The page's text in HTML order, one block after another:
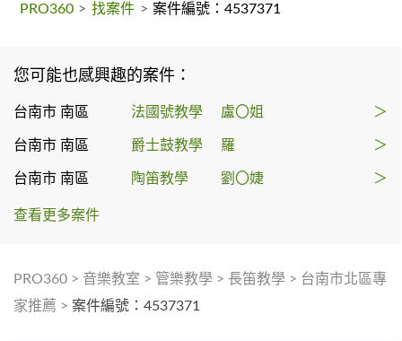
PRO360 > 找案件 > 案件編號：4537371
您可能也感興趣的案件：
台南市 南區 法國號教學 盧〇姐 ＞
台南市 南區 爵士鼓教學 羅 ＞
台南市 南區 陶笛教學 劉〇婕 ＞
查看更多案件
PRO360 > 音樂教室 > 管樂教學 > 長笛教學 > 台南市北區專
家推薦 > 案件編號：4537371